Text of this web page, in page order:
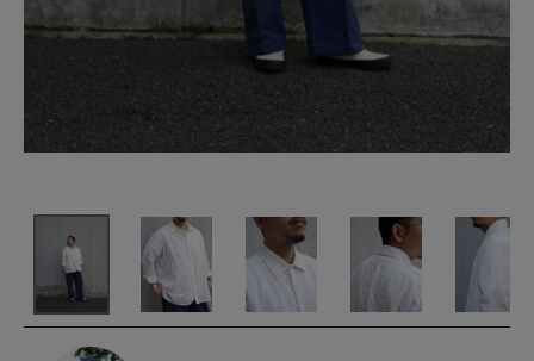
OFFICIAL WEB SITE
ACCOUNT MENU
ようこそ ゲスト 様